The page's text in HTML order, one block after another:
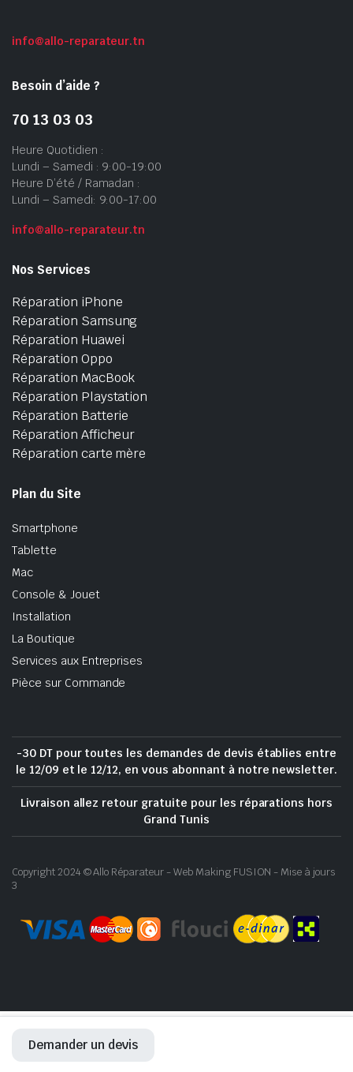
Demander un devis
info@allo-reparateur.tn
Besoin d’aide ?
70 13 03 03
Heure Quotidien :
Lundi – Samedi : 9:00-19:00
Heure D’été / Ramadan :
Lundi – Samedi: 9:00-17:00
info@allo-reparateur.tn
Nos Services
Réparation iPhone
Réparation Samsung
Réparation Huawei
Réparation Oppo
Réparation MacBook
Réparation Playstation
Réparation Batterie
Réparation Afficheur
Réparation carte mère
Plan du Site
Smartphone
Tablette
Mac
Console & Jouet
Installation
La Boutique
Services aux Entreprises
Pièce sur Commande
-30 DT pour toutes les demandes de devis établies entre
le 12/09 et le 12/12, en vous abonnant à notre newsletter.
Livraison allez retour gratuite pour les réparations hors
Grand Tunis
Copyright 2024 © Allo Réparateur - Web Making FUSION - Mise à jours
3